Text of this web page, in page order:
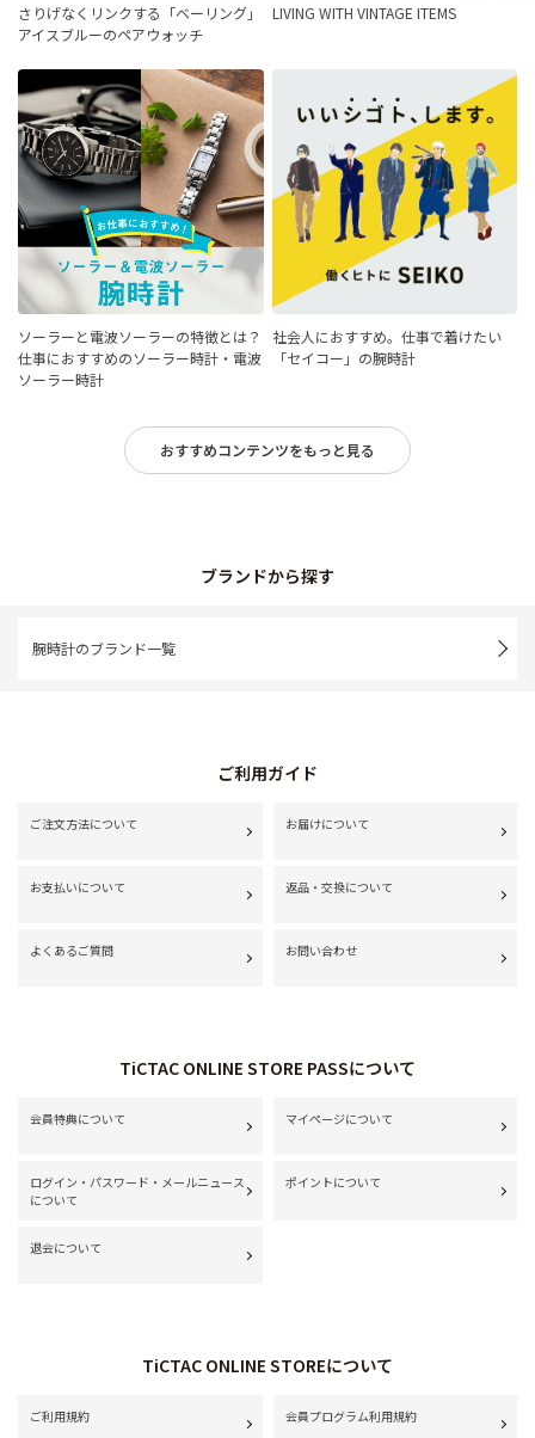
さりげなくリンクする「ベーリング」
アイスブルーのペアウォッチ
LIVING WITH VINTAGE ITEMS
ソーラーと電波ソーラーの特徴とは？
仕事におすすめのソーラー時計・電波
ソーラー時計
社会人におすすめ。仕事で着けたい
「セイコー」の腕時計
おすすめコンテンツをもっと見る
ブランドから探す
腕時計のブランド一覧
ご利用ガイド
ご注文方法について お届けについて
お支払いについて 返品・交換について
よくあるご質問 お問い合わせ
TiCTAC ONLINE STORE PASSについて
会員特典について マイページについて
ログイン・パスワード・メールニュース
について
ポイントについて
退会について
TiCTAC ONLINE STOREについて
ご利用規約 会員プログラム利用規約